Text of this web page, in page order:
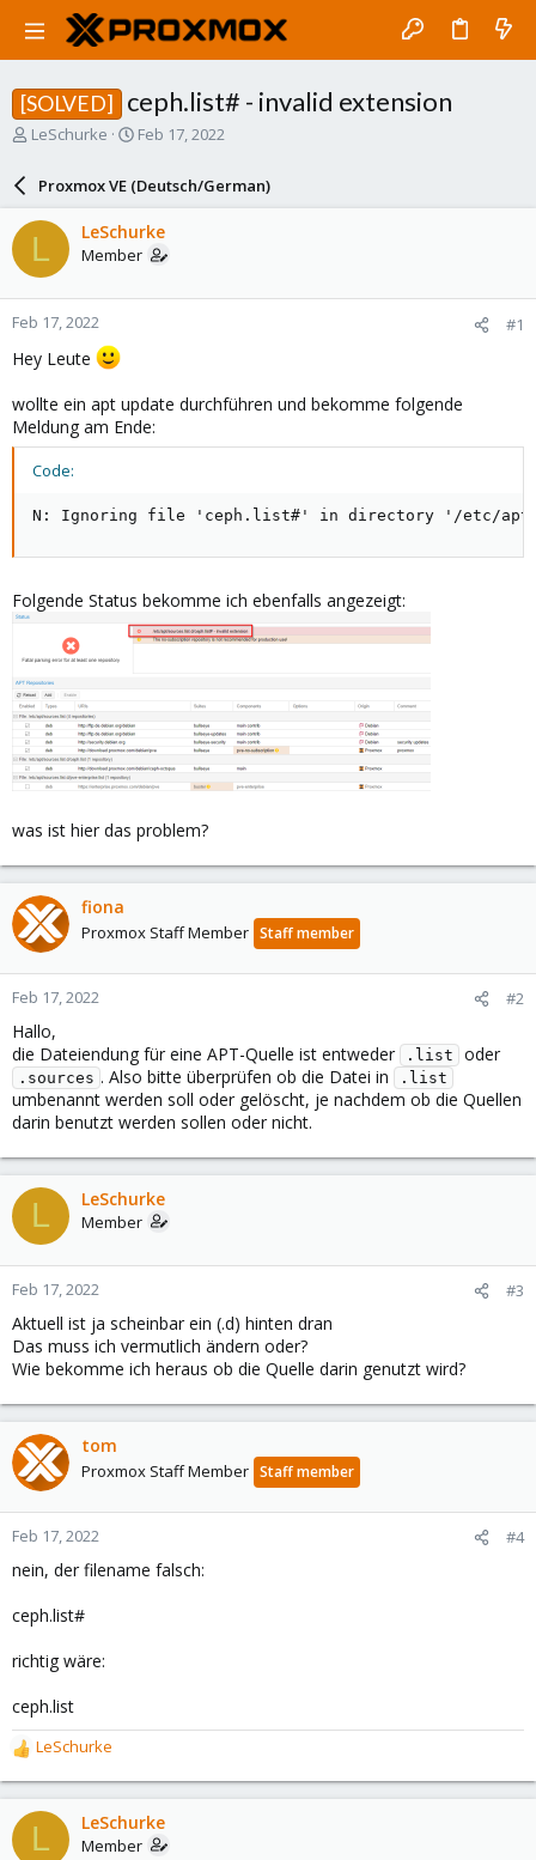
[SOLVED] ceph.list# - invalid extension
T
a
d
s
t
a
r
e
LeSchurke
S
a
r
d
a
e
Feb 17, 2022
Proxmox VE (Deutsch/German)
L LeSchurke
Member
Feb 17, 2022 #1
Hey Leute
wollte ein apt update durchführen und bekomme folgende
Meldung am Ende:
Code:
N: Ignoring file 'ceph.list#' in directory '/etc/apt/
Folgende Status bekomme ich ebenfalls angezeigt:
was ist hier das problem?
fiona
Proxmox Staff Member Staff member
Feb 17, 2022 #2
Hallo,
die Dateiendung für eine APT-Quelle ist entweder
.list oder
.sources . Also bitte überprüfen ob die Datei in .list
umbenannt werden soll oder gelöscht, je nachdem ob die Quellen
darin benutzt werden sollen oder nicht.
L LeSchurke
Member
Feb 17, 2022 #3
Aktuell ist ja scheinbar ein (.d) hinten dran
Das muss ich vermutlich ändern oder?
Wie bekomme ich heraus ob die Quelle darin genutzt wird?
tom
Proxmox Staff Member Staff member
Feb 17, 2022 #4
nein, der filename falsch:
ceph.list#
richtig wäre:
ceph.list
R
e
a
c
t
LeSchurke
L LeSchurke
Member